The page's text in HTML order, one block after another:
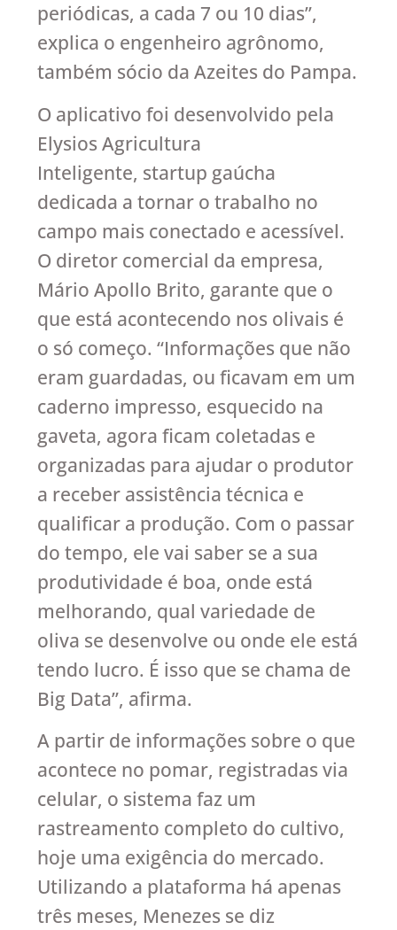
periódicas, a cada 7 ou 10 dias”,
explica o engenheiro agrônomo,
também sócio da Azeites do Pampa.
O aplicativo foi desenvolvido pela
Elysios Agricultura
Inteligente, startup gaúcha
dedicada a tornar o trabalho no
campo mais conectado e acessível.
O diretor comercial da empresa,
Mário Apollo Brito, garante que o
que está acontecendo nos olivais é
o só começo. “Informações que não
eram guardadas, ou ficavam em um
caderno impresso, esquecido na
gaveta, agora ficam coletadas e
organizadas para ajudar o produtor
a receber assistência técnica e
qualificar a produção. Com o passar
do tempo, ele vai saber se a sua
produtividade é boa, onde está
melhorando, qual variedade de
oliva se desenvolve ou onde ele está
tendo lucro. É isso que se chama de
Big Data”, afirma.
A partir de informações sobre o que
acontece no pomar, registradas via
celular, o sistema faz um
rastreamento completo do cultivo,
hoje uma exigência do mercado.
Utilizando a plataforma há apenas
três meses, Menezes se diz